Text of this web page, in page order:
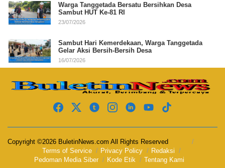
Warga Tanggetada Bersatu Bersihkan Desa
Sambut HUT Ke-81 RI
23/07/2026
Sambut Hari Kemerdekaan, Warga Tanggetada
Gelar Aksi Bersih-Bersih Desa
16/07/2026
Copyright ©2026 BuletinNews.com All Rights Reserved
Terms of Service
Privacy Policy
Redaksi
Pedoman Media Siber
Kode Etik Tentang Kami